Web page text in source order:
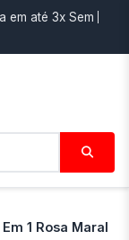
em até 3x Sem
1 Rosa Maral